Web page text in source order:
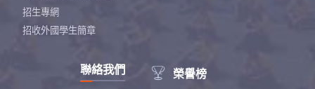
招生專網
招收外國學生簡章
 榮譽榜
聯絡我們